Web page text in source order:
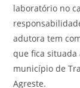
laboratório no
adutora tem
que fica situada
município de
Agreste.